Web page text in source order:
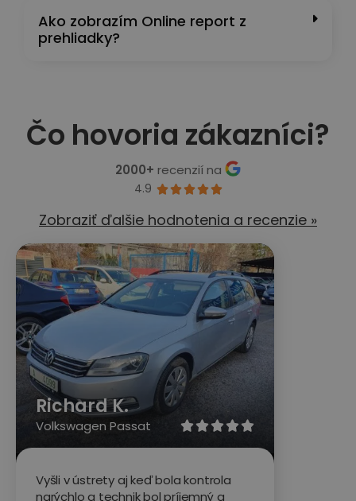
Ako zobrazím Online report z
prehliadky?
Čo hovoria zákazníci?
2000+ recenzií na
4.9 
Zobraziť ďalšie hodnotenia a recenzie »

Richard K.
Volkswagen Passat
Vyšli v ústrety aj keď bola kontrola
narýchlo a technik bol príjemný a